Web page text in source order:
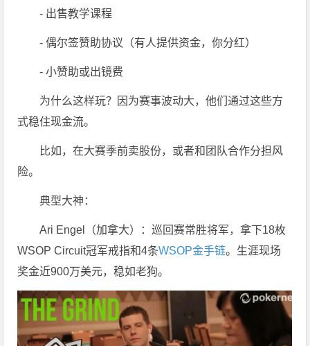
- 出售教学课程
- 偶尔签赞助协议（有人提供资金，你分红）
- 小赞助或出镜费
为什么这样玩？因为赛事波动大，他们通过这些方
式稳住现金流。
比如，在大赛季前卖股份，或者和团队合作分担风
险。
典型大神：
Ari Engel（加拿大）：巡回赛常胜将军，拿下18枚
WSOP Circuit冠军戒指和4条WSOP金手链。生涯现场
奖金近900万美元，稳如老狗。